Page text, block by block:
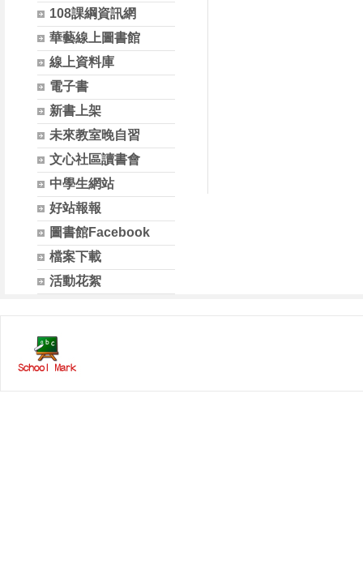
108課綱資訊網
華藝線上圖書館
線上資料庫
電子書
新書上架
未來教室晚自習
文心社區讀書會
中學生網站
好站報報
圖書館Facebook
檔案下載
活動花絮